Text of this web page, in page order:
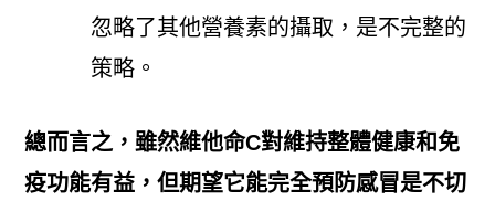
忽略了其他營養素的攝取，是不完整的
策略。
總而言之，雖然維他命C對維持整體健康和免
疫功能有益，但期望它能完全預防感冒是不切